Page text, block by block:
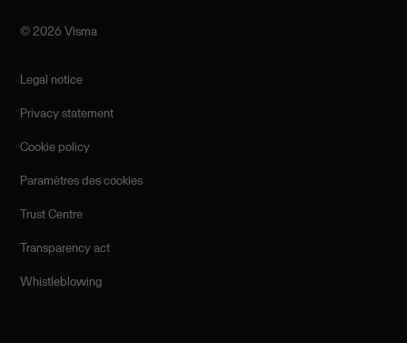
©️ 2026 Visma
Legal notice
Privacy statement
Cookie policy
Paramètres des cookies
Trust Centre
Transparency act
Whistleblowing